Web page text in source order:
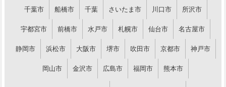
千葉市 船橋市 千葉 さいたま市 川口市 所沢市
宇都宮市 前橋市 水戸市 札幌市 仙台市 名古屋市
静岡市 浜松市 大阪市 堺市 吹田市 京都市 神戸市
岡山市 金沢市 広島市 福岡市 熊本市